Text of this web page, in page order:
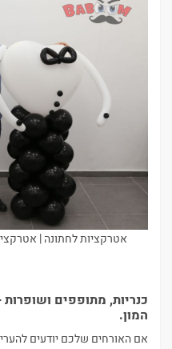
אטרקציות לחתונה |
כנריות, מתופפים
המון.
אם האורחים שלכם יודעים